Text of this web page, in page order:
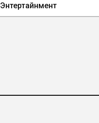
Энтертайнмент